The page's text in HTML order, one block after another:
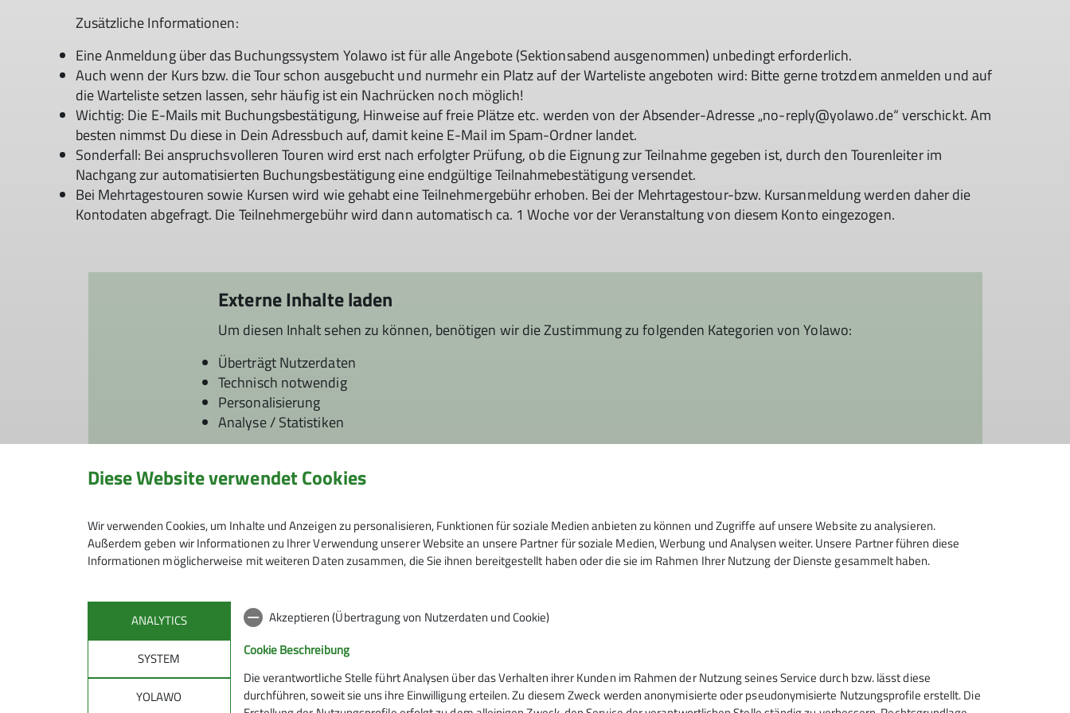
Zusätzliche Informationen:
Eine Anmeldung über das Buchungssystem Yolawo ist für alle Angebote (Sektionsabend ausgenommen) unbedingt erforderlich.
Auch wenn der Kurs bzw. die Tour schon ausgebucht und nurmehr ein Platz auf der Warteliste angeboten wird: Bitte gerne trotzdem anmelden und auf
die Warteliste setzen lassen, sehr häufig ist ein Nachrücken noch möglich!
Wichtig: Die E-Mails mit Buchungsbestätigung, Hinweise auf freie Plätze etc. werden von der Absender-Adresse „no-reply@yolawo.de“ verschickt. Am
besten nimmst Du diese in Dein Adressbuch auf, damit keine E-Mail im Spam-Ordner landet.
Sonderfall: Bei anspruchsvolleren Touren wird erst nach erfolgter Prüfung, ob die Eignung zur Teilnahme gegeben ist, durch den Tourenleiter im
Nachgang zur automatisierten Buchungsbestätigung eine endgültige Teilnahmebestätigung versendet.
Bei Mehrtagestouren sowie Kursen wird wie gehabt eine Teilnehmergebühr erhoben. Bei der Mehrtagestour-bzw. Kursanmeldung werden daher die
Kontodaten abgefragt. Die Teilnehmergebühr wird dann automatisch ca. 1 Woche vor der Veranstaltung von diesem Konto eingezogen.
Externe Inhalte laden
Um diesen Inhalt sehen zu können, benötigen wir die Zustimmung zu folgenden Kategorien von Yolawo:
Überträgt Nutzerdaten
Technisch notwendig
Personalisierung
Analyse / Statistiken
Gut zu wissen: Die Einstellungen können jederzeit in den
Sektion Alpenverein
Sektion Wolfratshausen des
Deutschen Alpenvereins e.V.
Diese Website verwendet Cookies
Wir verwenden Cookies, um Inhalte und Anzeigen zu personalisieren, Funktionen für soziale Medien anbieten zu können und Zugriffe auf unsere Website zu analysieren.
Außerdem geben wir Informationen zu Ihrer Verwendung unserer Website an unsere Partner für soziale Medien, Werbung und Analysen weiter. Unsere Partner führen diese
Informationen möglicherweise mit weiteren Daten zusammen, die Sie ihnen bereitgestellt haben oder die sie im Rahmen Ihrer Nutzung der Dienste gesammelt haben.
ANALYTICS
SYSTEM
YOLAWO
Akzeptieren (Übertragung von Nutzerdaten und Cookie)
Cookie Beschreibung
Die verantwortliche Stelle führt Analysen über das Verhalten ihrer Kunden im Rahmen der Nutzung seines Service durch bzw. lässt diese
durchführen, soweit sie uns ihre Einwilligung erteilen. Zu diesem Zweck werden anonymisierte oder pseudonymisierte Nutzungsprofile erstellt. Die